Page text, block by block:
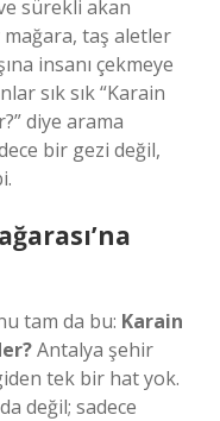
sürekli akan
taş aletler
insanı çekmeye
sık sık “Karain
diye arama
bir gezi değil,
tam da bu: Karain
Antalya şehir
tek bir hat yok.
değil; sadece